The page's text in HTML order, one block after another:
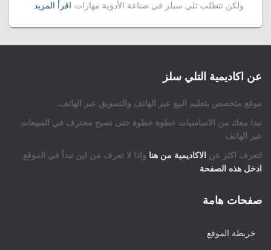
ولكن تتطلب تلي سيلز في صناعة الأدوية مهارات اقرأ المزيد
عن اكاديمية التلي سلز
موقع متخصص بتعليم البيع عبر الهاتف والتسويق عبر الهاتف.
نبدا معك من الاساسيات خطوة خطوة حتى تصبح محترف في المبيعات
عبر الهاتف
لتعرف اكثر عن
الاكاديمية من هنا واذا لا تعرف من اين تبدأ في الموقع
ادخل هذه الصفحة
صفحات هامة
خريطة الموقع